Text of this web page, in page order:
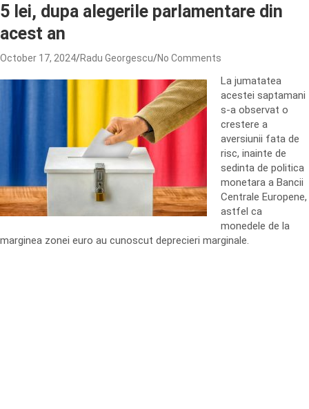
5 lei, dupa alegerile parlamentare din
acest an
October 17, 2024 Radu Georgescu No Comments
La jumatatea
acestei saptamani
s-a observat o
crestere a
aversiunii fata de
risc, inainte de
sedinta de politica
monetara a Bancii
Centrale Europene,
astfel ca
monedele de la
marginea zonei euro au cunoscut deprecieri marginale.